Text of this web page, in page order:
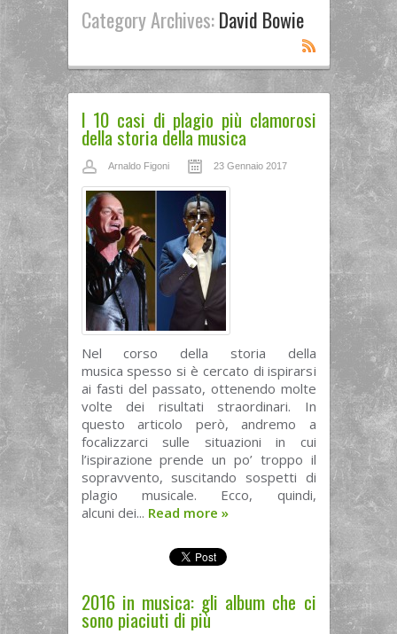
Category Archives:David Bowie
I 10 casi di plagio più clamorosi
della storia della musica
Arnaldo Figoni 23 Gennaio 2017
Nel corso della storia della
musica spesso si è cercato di ispirarsi
ai fasti del passato, ottenendo molte
volte dei risultati straordinari. In
questo articolo però, andremo a
focalizzarci sulle situazioni in cui
l’ispirazione prende un po’ troppo il
sopravvento, suscitando sospetti di
plagio musicale. Ecco, quindi,
alcuni dei... Read more »
2016 in musica: gli album che ci
sono piaciuti di più